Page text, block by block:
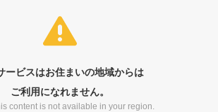
ービスはお住まいの地域からは
ご利用になれません。
content is not available in your region.